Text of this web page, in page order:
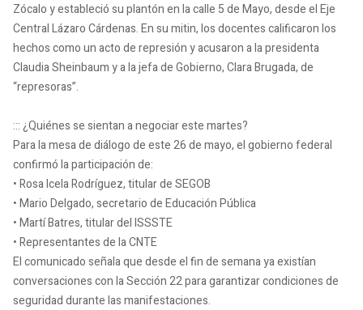
Zócalo y estableció su plantón en la calle 5 de Mayo, desde el Eje
Central Lázaro Cárdenas. En su mitin, los docentes calificaron los
hechos como un acto de represión y acusaron a la presidenta
Claudia Sheinbaum y a la jefa de Gobierno, Clara Brugada, de
“represoras”.
::: ¿Quiénes se sientan a negociar este martes?
Para la mesa de diálogo de este 26 de mayo, el gobierno federal
confirmó la participación de:
• Rosa Icela Rodríguez, titular de SEGOB
• Mario Delgado, secretario de Educación Pública
• Martí Batres, titular del ISSSTE
• Representantes de la CNTE
El comunicado señala que desde el fin de semana ya existían
conversaciones con la Sección 22 para garantizar condiciones de
seguridad durante las manifestaciones.